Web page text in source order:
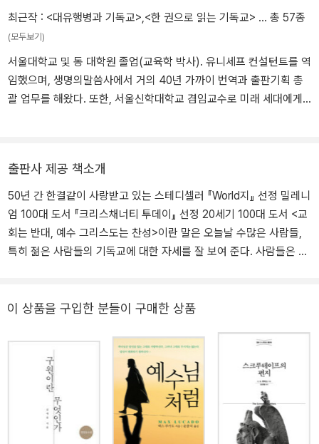
만일 하나님께서 이 문제를 해결하려고 주도권을 행사하지 않으셨다
면 사태는 그대로 남아 있었을 것이다. 인간은 영원히 어쩔 수 없는 불
가지론자가 되어 본디오 빌라도처럼 ‘진리가 무엇이냐’(요18:38) 물
으면서도 대답을 기대할 수 없었을 것이다. 인간이 감히 대답받을 것
을 바랄 수도 없기 때문이다. 인간은 본성으로 인해 예배자가 되겠지
그러나 하나님께서 말씀하셨다. 하나님께서 먼저 자신을 나타내셨다.
기독교의 계시 교리는 근본적으로 합리적임이 이제 드러난다. 하나님
께서는 그렇지 않았더라면 인간에게 감춰져 있었을 것을 드러내 보이
셨다.
‘하늘이 하나님의 영광을 선포하고 궁창이 그 손으로 하신 일을 나타
‘하나님을 알 만한 것이 저희 속에 보임이라 하나님께서 이를 저희에
게 보이셨느니라 창세로부터 그의 보이지 아니하는 것들 곧 그의 영
원하신 능력과 신성이 그 만드신 만물에 분명히 보여 알게 되나니 그
러므로 저희가 핑계치 못할지니라.’(롬1:19-20)
까지 활발한 강연 및 저술 활동을 펼치며 영국뿐 아니라 전 세계 복음
주의권의 지지대 역할을 했다. 2005년에는 타임지가 그를 “세계에서
가장 영향력 있는 인물 100인”으로 선정하였으며, 빌리 그레이엄은
그를 가리켜 “오늘날 세계가 가장 존경하는 성직자”라고 칭했다. 급
변하는 현대 문화 속에서 기독교 신앙을 명쾌하게 풀어내 바른 신앙
힌다. 그 외에도 『그리스도의 십자가』, 『현대 기독교 선교』 및 ‘Bible
Speaks Today Series’의 신약 주석을 집필했으며, 지금까지 30여
권이 넘는 저서로 전 세계 기독교에 지대한 영향을 끼치고 있다.
최근작 : <대유행병과 기독교> <한 권으로 읽는 기독교> … 총 57종
(모두보기)
서울대학교 및 동 대학원 졸업(교육학 박사). 유니세프 컨설턴트를 역
임했으며, 생명의말씀사에서 거의 40년 가까이 번역과 출판기획 총
괄 업무를 해왔다. 또한, 서울신학대학교 겸임교수로 미래 세대에게
서로는 <기독교의 기본 진리>, <주님 없는 복음>, <과학, 과학주의,
그리고 기독교> 등 40여 종이 있다.
출판사 제공 책소개
50년 간 한결같이 사랑받고 있는 스테디셀러 『World지』 선정 밀레니
엄 100대 도서 『크리스채너티 투데이』 선정 20세기 100대 도서 <교
회는 반대, 예수 그리스도는 찬성>이란 말은 오늘날 수많은 사람들,
특히 젊은 사람들의 기독교에 대한 자세를 잘 보여 준다. 사람들은 제
는데-전혀 타당성이 없는 것도 아니다-교회가 이러한 악들로 극히 타
이지 예수 그리스도가 아니다. 그들이 그처럼 교회에 대해 비판적이
고 냉정한 것은 기독교의 창시자와 그가 세운 교회의 현 상태 사이에
서 모순을 발견하기 때문이다. 그러나 예수님과 그의 가르침은 여전
히 매력을 잃지 않고 있다. 그 한 가지 이유는, 예수님은 반제도적 인
물로 그의 말 가운데 혁명적 색채를 띤 부분이 있었고, 또한 사상이 결
코 부패하지 않을 것 같았기 때문이다. 그는 어느 곳에서든지 사랑과
이 상품을 구입한 분들이 구매한 상품